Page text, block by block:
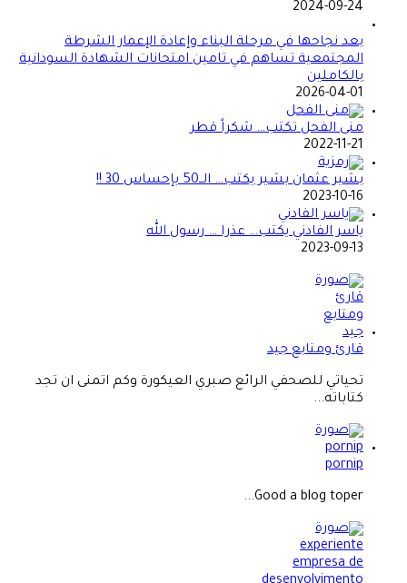
2024-09-24
بعد نجاحها في مرحلة البناء وإعادة الإعمار الشرطة
المجتمعية تساهم في تامين امتحانات الشهادة السودانية
بالكاملين
2026-04-01
منى الفحل تكتب… شكراً قطر
2022-11-21
بشير عثمان بشير يكتب… الــ50 بإحساس 30 !!
2023-10-16
ياسر الفادني يكتب… عذرا … رسول الله
2023-09-13
قارئ ومتابع جيد
تحياتي للصحفي الرائع صبري العيكورة وكم اتمنى ان تجد
كتاباته...
pornip
Good a blog toper...